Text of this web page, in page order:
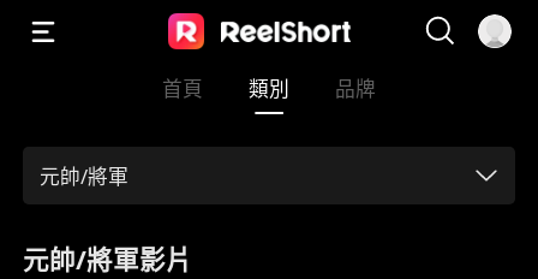
首頁 類別 品牌
元帥/將軍
元帥/將軍影片